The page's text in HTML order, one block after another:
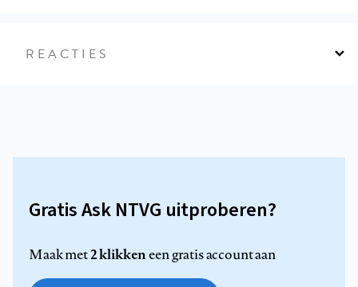
REACTIES
Gratis Ask NTVG uitproberen?
Maak met2 klikkeneen gratis account aan